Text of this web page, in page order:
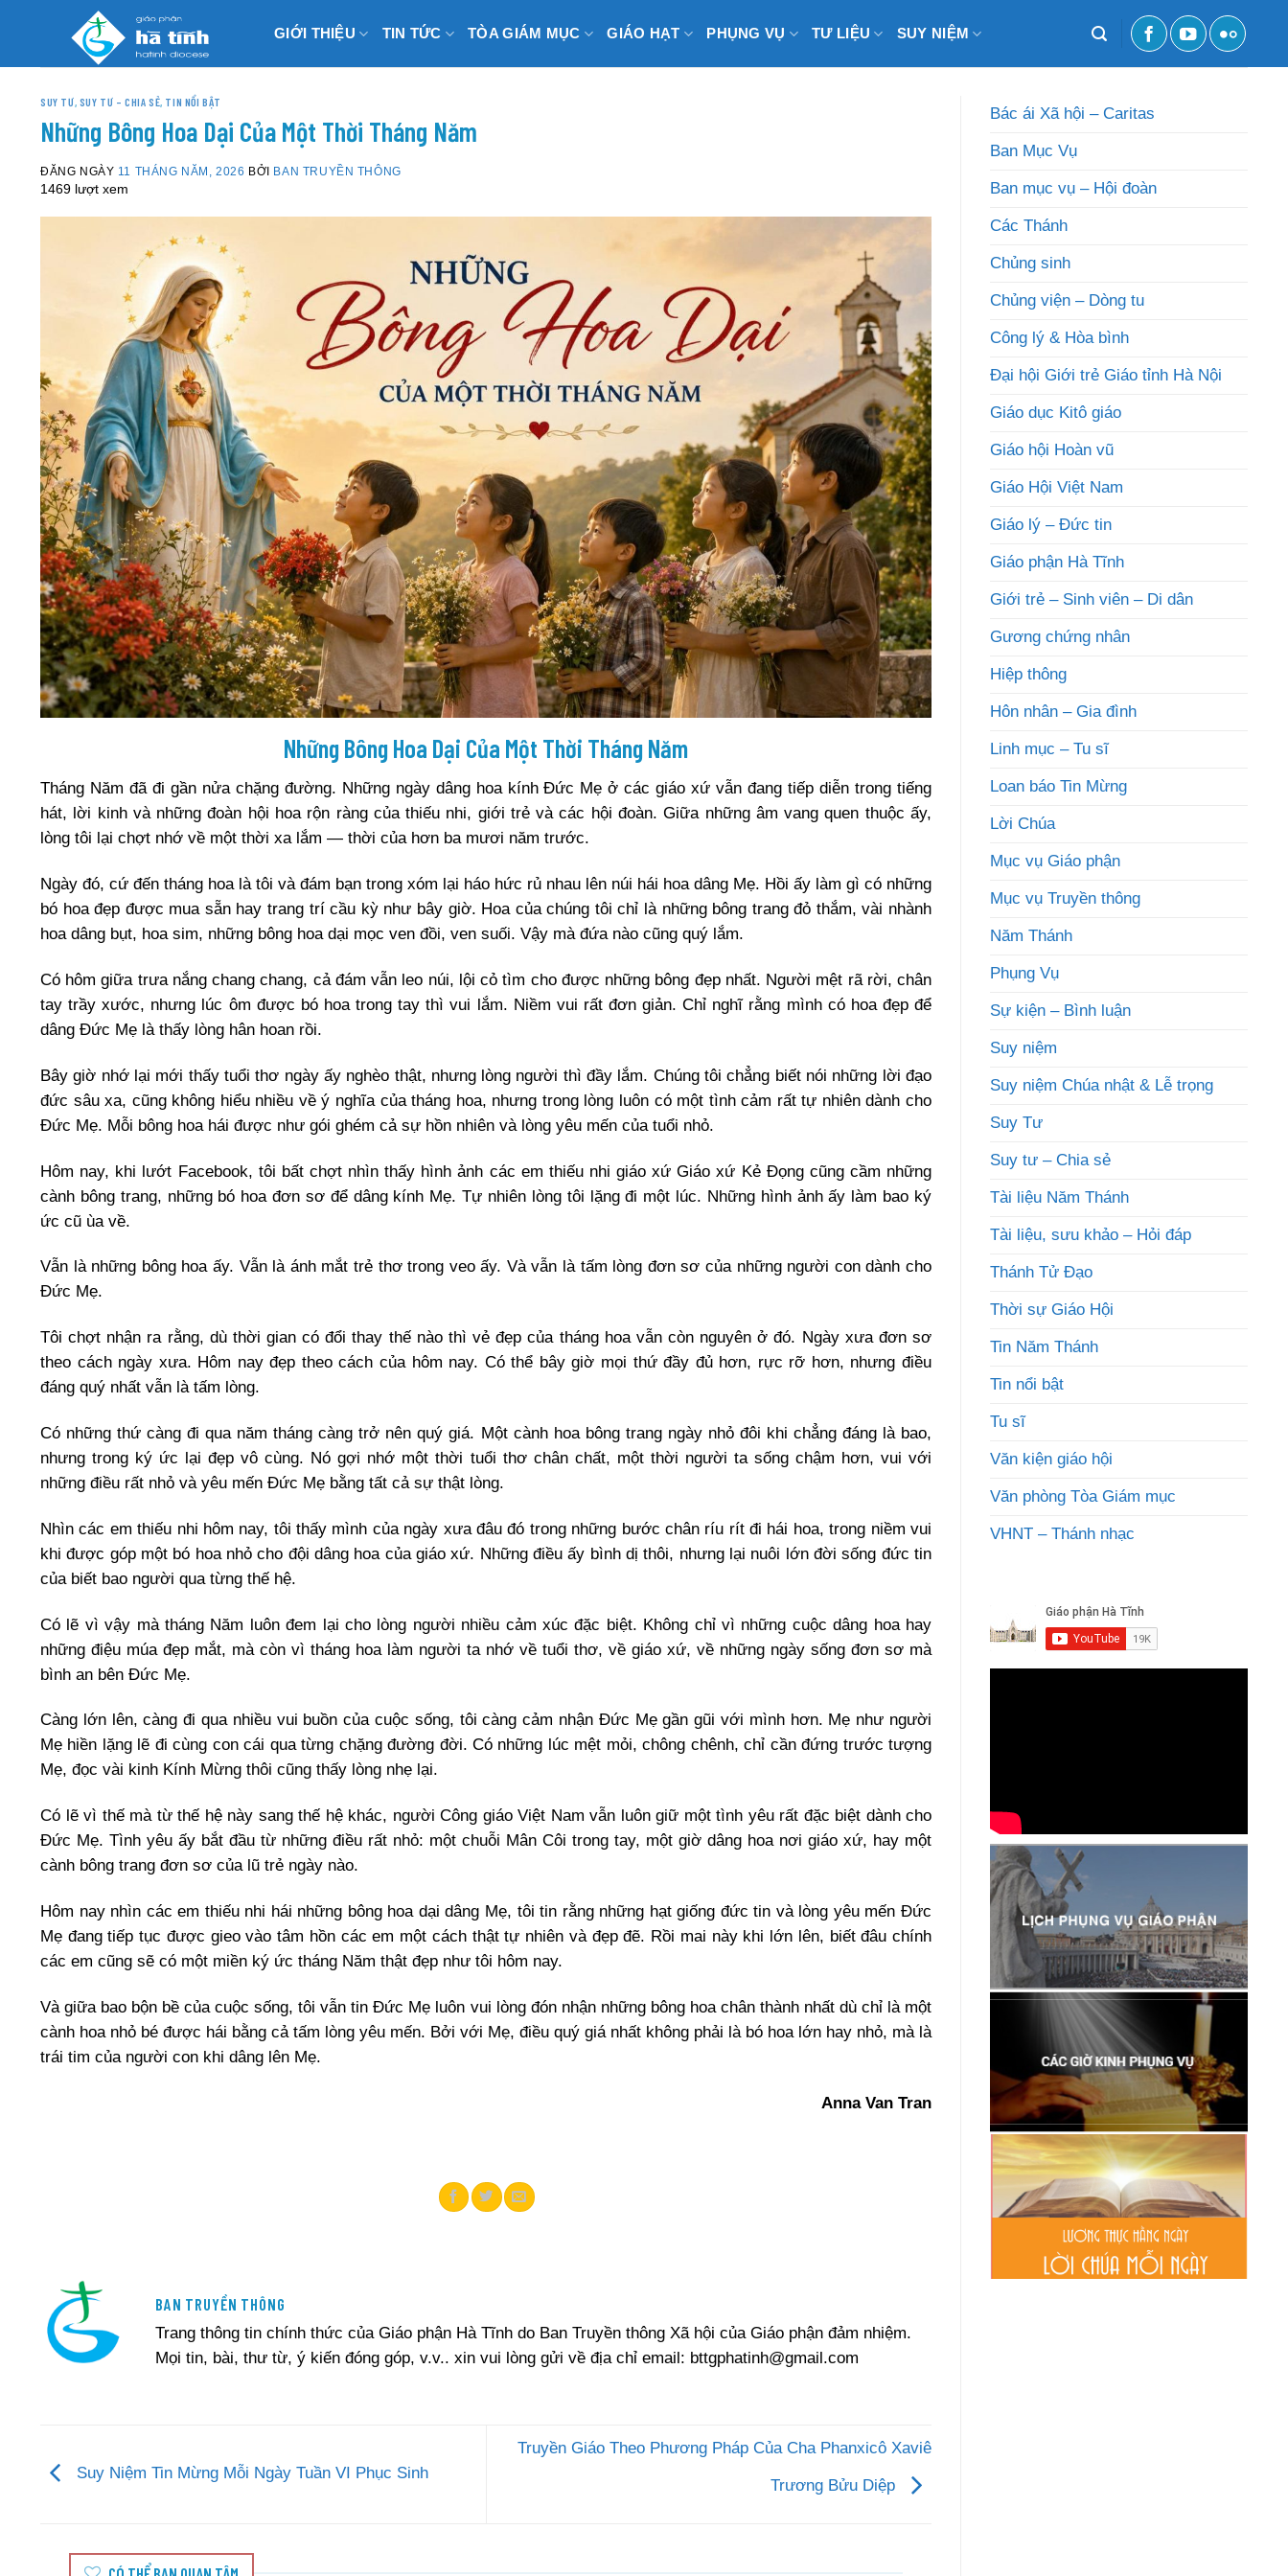
GIỚI THIỆU TIN TỨC TÒA GIÁM MỤC GIÁO HẠT PHỤNG VỤ TƯ LIỆU SUY NIỆM
SUY TƯ, SUY TƯ – CHIA SẺ, TIN NỔI BẬT
Những Bông Hoa Dại Của Một Thời Tháng Năm
ĐĂNG NGÀY 11 THÁNG NĂM, 2026 BỞI BAN TRUYỀN THÔNG
1469 lượt xem
Những Bông Hoa Dại Của Một Thời Tháng Năm
Tháng Năm đã đi gần nửa chặng đường. Những ngày dâng hoa kính Đức Mẹ ở các giáo xứ vẫn đang tiếp diễn trong tiếng
hát, lời kinh và những đoàn hội hoa rộn ràng của thiếu nhi, giới trẻ và các hội đoàn. Giữa những âm vang quen thuộc ấy,
lòng tôi lại chợt nhớ về một thời xa lắm — thời của hơn ba mươi năm trước.
Ngày đó, cứ đến tháng hoa là tôi và đám bạn trong xóm lại háo hức rủ nhau lên núi hái hoa dâng Mẹ. Hồi ấy làm gì có những
bó hoa đẹp được mua sẵn hay trang trí cầu kỳ như bây giờ. Hoa của chúng tôi chỉ là những bông trang đỏ thắm, vài nhành
hoa dâng bụt, hoa sim, những bông hoa dại mọc ven đồi, ven suối. Vậy mà đứa nào cũng quý lắm.
Có hôm giữa trưa nắng chang chang, cả đám vẫn leo núi, lội cỏ tìm cho được những bông đẹp nhất. Người mệt rã rời, chân
tay trầy xước, nhưng lúc ôm được bó hoa trong tay thì vui lắm. Niềm vui rất đơn giản. Chỉ nghĩ rằng mình có hoa đẹp để
dâng Đức Mẹ là thấy lòng hân hoan rồi.
Bây giờ nhớ lại mới thấy tuổi thơ ngày ấy nghèo thật, nhưng lòng người thì đầy lắm. Chúng tôi chẳng biết nói những lời đạo
đức sâu xa, cũng không hiểu nhiều về ý nghĩa của tháng hoa, nhưng trong lòng luôn có một tình cảm rất tự nhiên dành cho
Đức Mẹ. Mỗi bông hoa hái được như gói ghém cả sự hồn nhiên và lòng yêu mến của tuổi nhỏ.
Hôm nay, khi lướt Facebook, tôi bất chợt nhìn thấy hình ảnh các em thiếu nhi giáo xứ Giáo xứ Kẻ Đọng cũng cầm những
cành bông trang, những bó hoa đơn sơ để dâng kính Mẹ. Tự nhiên lòng tôi lặng đi một lúc. Những hình ảnh ấy làm bao ký
ức cũ ùa về.
Vẫn là những bông hoa ấy. Vẫn là ánh mắt trẻ thơ trong veo ấy. Và vẫn là tấm lòng đơn sơ của những người con dành cho
Đức Mẹ.
Tôi chợt nhận ra rằng, dù thời gian có đổi thay thế nào thì vẻ đẹp của tháng hoa vẫn còn nguyên ở đó. Ngày xưa đơn sơ
theo cách ngày xưa. Hôm nay đẹp theo cách của hôm nay. Có thể bây giờ mọi thứ đầy đủ hơn, rực rỡ hơn, nhưng điều
đáng quý nhất vẫn là tấm lòng.
Có những thứ càng đi qua năm tháng càng trở nên quý giá. Một cành hoa bông trang ngày nhỏ đôi khi chẳng đáng là bao,
nhưng trong ký ức lại đẹp vô cùng. Nó gợi nhớ một thời tuổi thơ chân chất, một thời người ta sống chậm hơn, vui với
những điều rất nhỏ và yêu mến Đức Mẹ bằng tất cả sự thật lòng.
Nhìn các em thiếu nhi hôm nay, tôi thấy mình của ngày xưa đâu đó trong những bước chân ríu rít đi hái hoa, trong niềm vui
khi được góp một bó hoa nhỏ cho đội dâng hoa của giáo xứ. Những điều ấy bình dị thôi, nhưng lại nuôi lớn đời sống đức tin
của biết bao người qua từng thế hệ.
Có lẽ vì vậy mà tháng Năm luôn đem lại cho lòng người nhiều cảm xúc đặc biệt. Không chỉ vì những cuộc dâng hoa hay
những điệu múa đẹp mắt, mà còn vì tháng hoa làm người ta nhớ về tuổi thơ, về giáo xứ, về những ngày sống đơn sơ mà
bình an bên Đức Mẹ.
Càng lớn lên, càng đi qua nhiều vui buồn của cuộc sống, tôi càng cảm nhận Đức Mẹ gần gũi với mình hơn. Mẹ như người
Mẹ hiền lặng lẽ đi cùng con cái qua từng chặng đường đời. Có những lúc mệt mỏi, chông chênh, chỉ cần đứng trước tượng
Mẹ, đọc vài kinh Kính Mừng thôi cũng thấy lòng nhẹ lại.
Có lẽ vì thế mà từ thế hệ này sang thế hệ khác, người Công giáo Việt Nam vẫn luôn giữ một tình yêu rất đặc biệt dành cho
Đức Mẹ. Tình yêu ấy bắt đầu từ những điều rất nhỏ: một chuỗi Mân Côi trong tay, một giờ dâng hoa nơi giáo xứ, hay một
cành bông trang đơn sơ của lũ trẻ ngày nào.
Hôm nay nhìn các em thiếu nhi hái những bông hoa dại dâng Mẹ, tôi tin rằng những hạt giống đức tin và lòng yêu mến Đức
Mẹ đang tiếp tục được gieo vào tâm hồn các em một cách thật tự nhiên và đẹp đẽ. Rồi mai này khi lớn lên, biết đâu chính
các em cũng sẽ có một miền ký ức tháng Năm thật đẹp như tôi hôm nay.
Và giữa bao bộn bề của cuộc sống, tôi vẫn tin Đức Mẹ luôn vui lòng đón nhận những bông hoa chân thành nhất dù chỉ là một
cành hoa nhỏ bé được hái bằng cả tấm lòng yêu mến. Bởi với Mẹ, điều quý giá nhất không phải là bó hoa lớn hay nhỏ, mà là
trái tim của người con khi dâng lên Mẹ.
Anna Van Tran
BAN TRUYỀN THÔNG
Trang thông tin chính thức của Giáo phận Hà Tĩnh do Ban Truyền thông Xã hội của Giáo phận đảm nhiệm.
Mọi tin, bài, thư từ, ý kiến đóng góp, v.v.. xin vui lòng gửi về địa chỉ email: bttgphatinh@gmail.com
Suy Niệm Tin Mừng Mỗi Ngày Tuần VI Phục Sinh
Truyền Giáo Theo Phương Pháp Của Cha Phanxicô Xaviê
Trương Bửu Diệp
Bác ái Xã hội – Caritas
Ban Mục Vụ
Ban mục vụ – Hội đoàn
Các Thánh
Chủng sinh
Chủng viện – Dòng tu
Công lý & Hòa bình
Đại hội Giới trẻ Giáo tỉnh Hà Nội
Giáo dục Kitô giáo
Giáo hội Hoàn vũ
Giáo Hội Việt Nam
Giáo lý – Đức tin
Giáo phận Hà Tĩnh
Giới trẻ – Sinh viên – Di dân
Gương chứng nhân
Hiệp thông
Hôn nhân – Gia đình
Linh mục – Tu sĩ
Loan báo Tin Mừng
Lời Chúa
Mục vụ Giáo phận
Mục vụ Truyền thông
Năm Thánh
Phụng Vụ
Sự kiện – Bình luận
Suy niệm
Suy niệm Chúa nhật & Lễ trọng
Suy Tư
Suy tư – Chia sẻ
Tài liệu Năm Thánh
Tài liệu, sưu khảo – Hỏi đáp
Thánh Tử Đạo
Thời sự Giáo Hội
Tin Năm Thánh
Tin nổi bật
Tu sĩ
Văn kiện giáo hội
Văn phòng Tòa Giám mục
VHNT – Thánh nhạc